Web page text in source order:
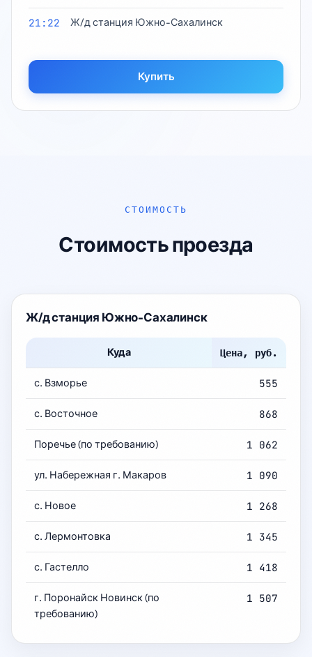
21:22 Ж/д станция Южно-Сахалинск
Купить
СТОИМОСТЬ
Стоимость проезда
Ж/д станция Южно-Сахалинск
Куда Цена, руб.
с. Взморье 555
с. Восточное 868
Поречье (по требованию) 1 062
ул. Набережная г. Макаров 1 090
с. Новое 1 268
с. Лермонтовка 1 345
с. Гастелло 1 418
г. Поронайск Новинск (по
требованию)
1 507